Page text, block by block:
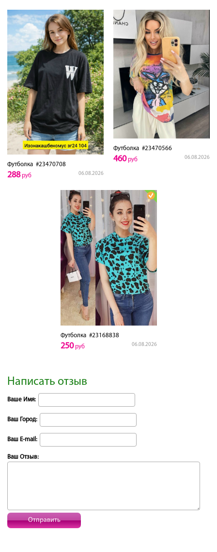
Футболка #23470708
06.08.2026
288руб
Футболка #23470566
06.08.2026
460руб
Футболка#23168838
06.08.2026
250руб
Написать отзыв
Ваше Имя:
Ваш Город:
Ваш E-mail:
Ваш Отзыв:
Отправить